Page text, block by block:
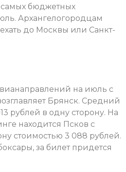
бюджетных
Архангелогородцам
до Москвы или Санкт-
на июль с
Брянск. Средний
рублей в одну сторону. На
находится Псков с
стоимостью 3 088 рублей.
за билет придется